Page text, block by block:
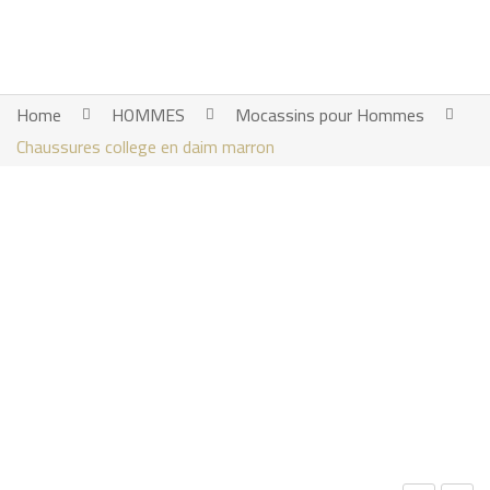
Home HOMMES
Mocassins pour Hommes
Chaussures college en daim marron